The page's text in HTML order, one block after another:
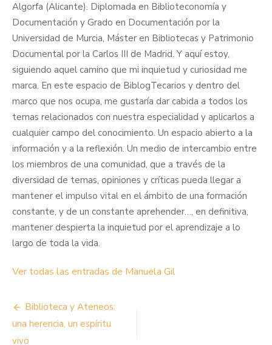
Algorfa (Alicante). Diplomada en Biblioteconomía y
Documentación y Grado en Documentación por la
Universidad de Murcia, Máster en Bibliotecas y Patrimonio
Documental por la Carlos III de Madrid. Y aquí estoy,
siguiendo aquel camino que mi inquietud y curiosidad me
marca. En este espacio de BiblogTecarios y dentro del
marco que nos ocupa, me gustaría dar cabida a todos los
temas relacionados con nuestra especialidad y aplicarlos a
cualquier campo del conocimiento. Un espacio abierto a la
información y a la reflexión. Un medio de intercambio entre
los miembros de una comunidad, que a través de la
diversidad de temas, opiniones y críticas pueda llegar a
mantener el impulso vital en el ámbito de una formación
constante, y de un constante aprehender…, en definitiva,
mantener despierta la inquietud por el aprendizaje a lo
largo de toda la vida.
Ver todas las entradas de Manuela Gil
Navegación
de
Biblioteca y Ateneos:
una herencia, un espíritu
vivo